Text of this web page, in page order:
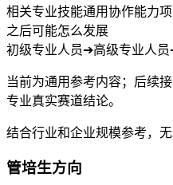
相关专业技能通用协作能力
之后可能怎么发展
初级专业人员➔高级专业人员
当前为通用参考内容；后续
专业真实赛道结论。
结合行业和企业规模参考，
管培生方向